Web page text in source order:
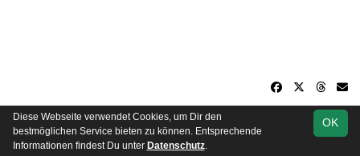
soccero.de
© 2006 - 2026
OK
Diese Webseite verwendet Cookies, um Dir den
bestmöglichen Service bieten zu können. Entsprechende
Informationen findest Du unter Datenschutz.